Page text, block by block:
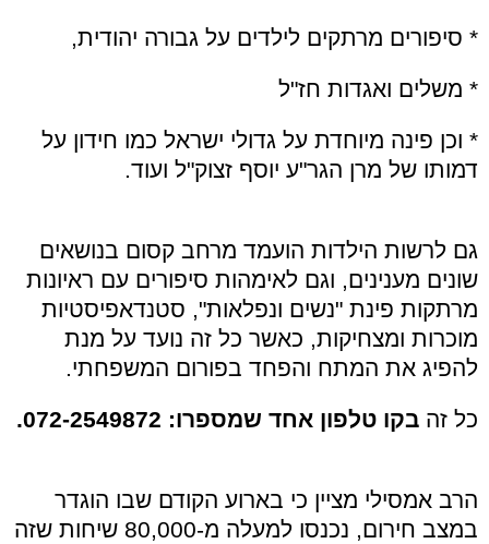
* סיפורים מרתקים לילדים על גבורה יהודית,
* משלים ואגדות חז"ל
* וכן פינה מיוחדת על גדולי ישראל כמו חידון על
דמותו של מרן הגר"ע יוסף זצוק"ל ועוד.
גם לרשות הילדות הועמד מרחב קסום בנושאים
שונים מענינים, וגם לאימהות סיפורים עם ראיונות
מרתקות פינת "נשים ונפלאות", סטנדאפיסטיות
מוכרות ומצחיקות, כאשר כל זה נועד על מנת
להפיג את המתח והפחד בפורום המשפחתי.
כל זה בקו טלפון אחד שמספרו: 072-2549872.
הרב אמסילי מציין כי בארוע הקודם שבו הוגדר
במצב חירום, נכנסו למעלה מ-80,000 שיחות שזה